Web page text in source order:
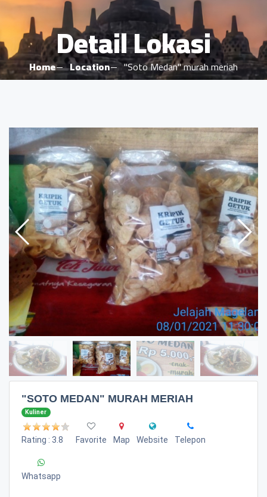
Detail Lokasi
Home Location "Soto Medan" murah meriah
"SOTO MEDAN" MURAH MERIAH
Kuliner
Rating : 3.8 Favorite Map Website Telepon
Whatsapp